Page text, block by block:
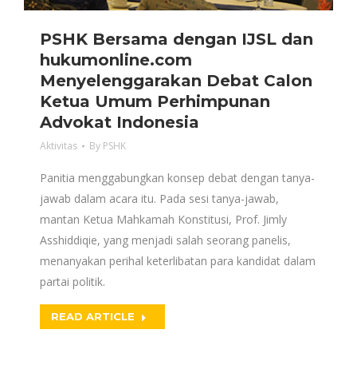
PSHK Bersama dengan IJSL dan
hukumonline.com
Menyelenggarakan Debat Calon
Ketua Umum Perhimpunan
Advokat Indonesia
Aktivitas By PSHK
Panitia menggabungkan konsep debat dengan tanya-
jawab dalam acara itu. Pada sesi tanya-jawab,
mantan Ketua Mahkamah Konstitusi, Prof. Jimly
Asshiddiqie, yang menjadi salah seorang panelis,
menanyakan perihal keterlibatan para kandidat dalam
partai politik.
READ ARTICLE